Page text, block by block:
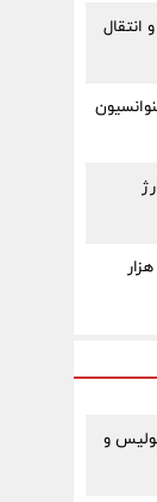
انتقال
۵ ابهام مهم کنوانسیون
قیمت طلا امروز ۱۵ مرداد ۱۴۰۵؛ طلا ۱۸ میلیون و ۷۰۰ هزار
و